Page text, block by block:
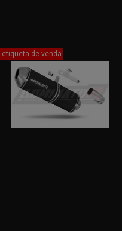
etiqueta de venda